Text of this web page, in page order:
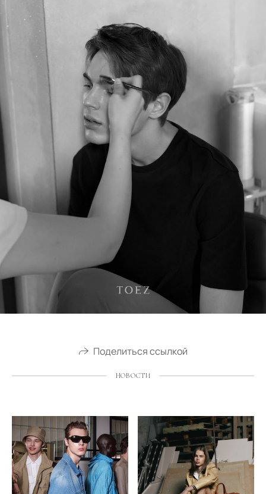
Поделиться ссылкой
НОВОСТИ